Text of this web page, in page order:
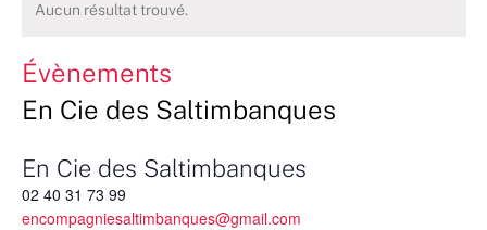
Aucun résultat trouvé.
Évènements
En Cie des Saltimbanques
En Cie des Saltimbanques
02 40 31 73 99
encompagniesaltimbanques@gmail.com